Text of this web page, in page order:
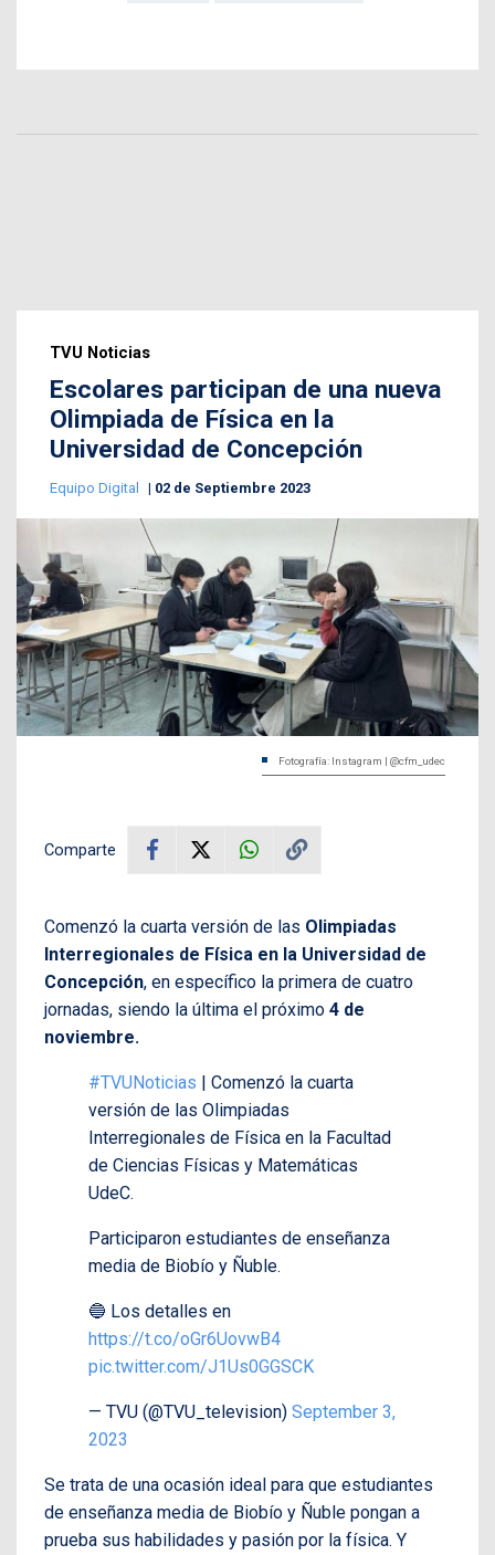
TVU Noticias
Escolares participan de una nueva
Olimpiada de Física en la
Universidad de Concepción
Equipo Digital 02 de Septiembre 2023
Fotografía: Instagram | @cfm_udec
Comparte
Comenzó la cuarta versión de las Olimpiadas
Interregionales de Física en la Universidad de
Concepción, en específico la primera de cuatro
jornadas, siendo la última el próximo 4 de
noviembre.
#TVUNoticias | Comenzó la cuarta
versión de las Olimpiadas
Interregionales de Física en la Facultad
de Ciencias Físicas y Matemáticas
UdeC.
Participaron estudiantes de enseñanza
media de Biobío y Ñuble.
🔵 Los detalles en
https://t.co/oGr6UovwB4
pic.twitter.com/J1Us0GGSCK
— TVU (@TVU_television) September 3,
2023
Se trata de una ocasión ideal para que estudiantes
de enseñanza media de Biobío y Ñuble pongan a
prueba sus habilidades y pasión por la física. Y